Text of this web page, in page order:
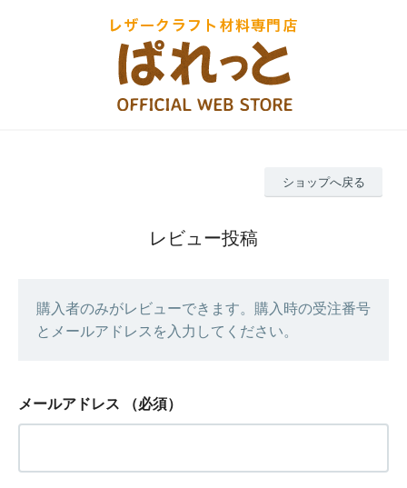
ショップへ戻る
レビュー投稿
購入者のみがレビューできます。購入時の受注番号
とメールアドレスを入力してください。
メールアドレス （必須）